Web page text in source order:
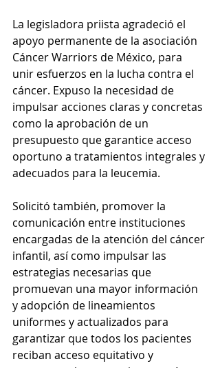
La legisladora priista agradeció el
apoyo permanente de la asociación
Cáncer Warriors de México, para
unir esfuerzos en la lucha contra el
cáncer. Expuso la necesidad de
impulsar acciones claras y concretas
como la aprobación de un
presupuesto que garantice acceso
oportuno a tratamientos integrales y
adecuados para la leucemia.
Solicitó también, promover la
comunicación entre instituciones
encargadas de la atención del cáncer
infantil, así como impulsar las
estrategias necesarias que
promuevan una mayor información
y adopción de lineamientos
uniformes y actualizados para
garantizar que todos los pacientes
reciban acceso equitativo y